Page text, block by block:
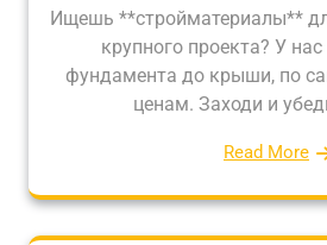
Ищешь **стройматериалы**
крупного проекта? У нас
фундамента до крыши, по
ценам. Заходи и
Read More